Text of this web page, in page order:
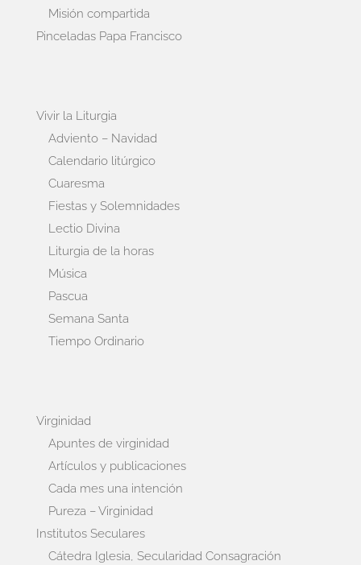
Misión compartida
Pinceladas Papa Francisco
Vivir la Liturgia
Adviento – Navidad
Calendario litúrgico
Cuaresma
Fiestas y Solemnidades
Lectio Divina
Liturgia de la horas
Música
Pascua
Semana Santa
Tiempo Ordinario
Virginidad
Apuntes de virginidad
Artículos y publicaciones
Cada mes una intención
Pureza – Virginidad
Institutos Seculares
Cátedra Iglesia, Secularidad Consagración